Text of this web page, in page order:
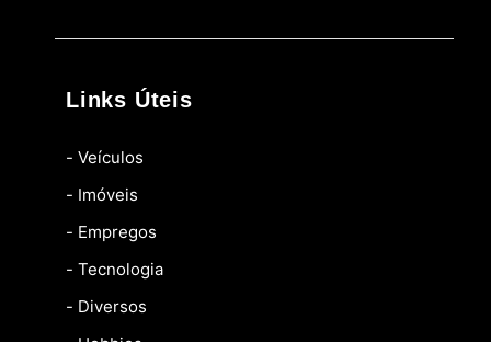
Links Úteis
- Veículos
- Imóveis
- Empregos
- Tecnologia
- Diversos